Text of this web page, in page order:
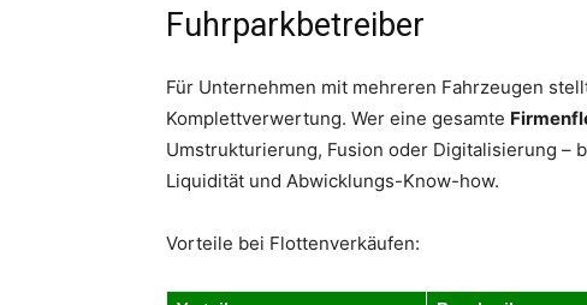
Fuhrparkbetreiber
Für Unternehmen mit mehreren Fahrzeugen
Komplettverwertung. Wer eine gesamte
Umstrukturierung, Fusion oder Digitalisierung –
Liquidität und Abwicklungs-Know-how.
Vorteile bei Flottenverkäufen: